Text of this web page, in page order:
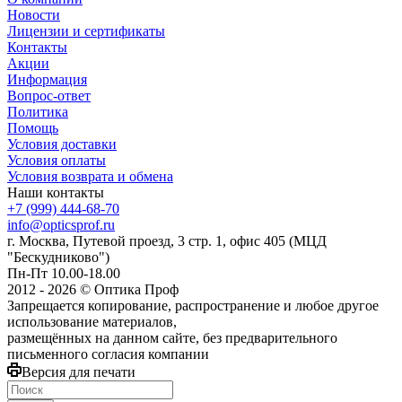
Новости
Лицензии и сертификаты
Контакты
Акции
Информация
Вопрос-ответ
Политика
Помощь
Условия доставки
Условия оплаты
Условия возврата и обмена
Наши контакты
+7 (999) 444-68-70
info@opticsprof.ru
г. Москва, Путевой проезд, 3 стр. 1, офис 405 (МЦД
"Бескудниково")
Пн-Пт 10.00-18.00
2012 - 2026 © Оптика Проф
Запрещается копирование, распространение и любое другое
использование материалов,
размещённых на данном сайте, без предварительного
письменного согласия компании
Версия для печати